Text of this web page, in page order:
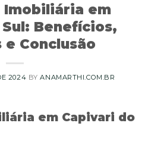
Imobiliária em
Benefícios,
e Conclusão
2024 BYANAMARTHI.COM.BR
em Capivari do